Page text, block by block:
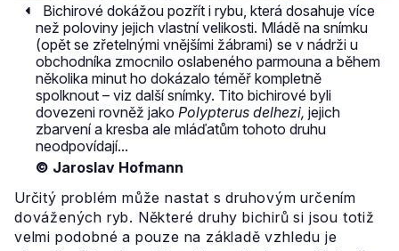
Bichirové dokážou pozřít i rybu, která dosahuje více
než poloviny jejich vlastní velikosti. Mládě na snímku
(opět se zřetelnými vnějšími žábrami) se v nádrži u
obchodníka zmocnilo oslabeného parmouna a během
několika minut ho dokázalo téměř kompletně
spolknout – viz další snímky. Tito bichirové byli
dovezeni rovněž jako Polypterus delhezi, jejich
zbarvení a kresba ale mláďatům tohoto druhu
neodpovídají...
© Jaroslav Hofmann
Určitý problém může nastat s druhovým určením
dovážených ryb. Některé druhy bichirů si jsou totiž
velmi podobné a pouze na základě vzhledu je